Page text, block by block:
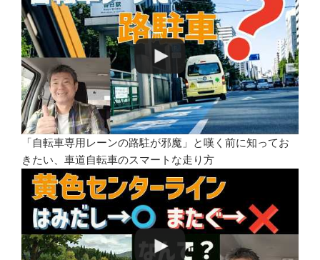
「自転車専用レーンの路駐が邪魔」と嘆く前に知ってお
きたい、車道自転車のスマートな走り方